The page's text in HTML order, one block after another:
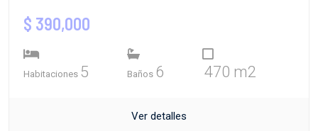
$ 390,000
Habitaciones 5 Baños 6 470 m2
Ver detalles